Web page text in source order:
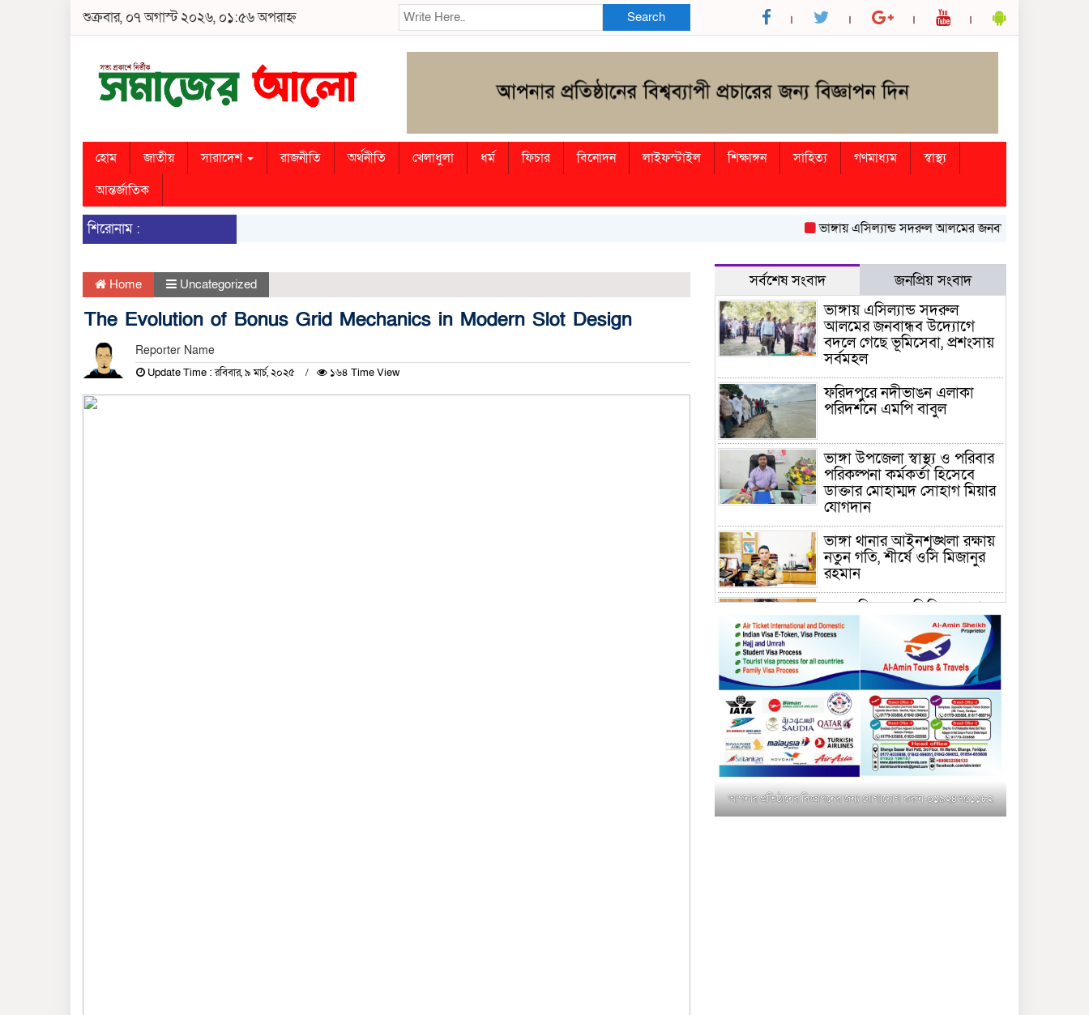
শুক্রবার, ০৭ অগাস্ট ২০২৬, ০১:৫৬ অপরাহ্ন Search
হোম জাতীয় সারাদেশ রাজনীতি অর্থনীতি খেলাধুলা ধর্ম ফিচার বিনোদন লাইফস্টাইল শিক্ষাঙ্গন সাহিত্য গণমাধ্যম
স্বাস্থ্য
আন্তর্জাতিক
শিরোনাম : ভাঙ্গায় এসিল্যান্ড সদরুল আলমের জনবান্ধব উদ্যোগে বদলে
Home Uncategorized
The Evolution of Bonus Grid Mechanics in Modern Slot Design
Reporter Name
Update Time : রবিবার, ৯ মার্চ, ২০২৫ ১৬৪ Time View
সর্বশেষ সংবাদ জনপ্রিয় সংবাদ
ভাঙ্গায় এসিল্যান্ড সদরুল
আলমের জনবান্ধব উদ্যোগে
বদলে গেছে ভূমিসেবা, প্রশংসায়
সর্বমহল
ফরিদপুরে নদীভাঙন এলাকা
পরিদর্শনে এমপি বাবুল
ভাঙ্গা উপজেলা স্বাস্থ্য ও পরিবার
পরিকল্পনা কর্মকর্তা হিসেবে
ডাক্তার মোহাম্মদ সোহাগ মিয়ার
যোগদান
ভাঙ্গা থানার আইনশৃঙ্খলা রক্ষায়
নতুন গতি, শীর্ষে ওসি মিজানুর
রহমান
ময়মনসিংহের অতিরিক্ত জেলা
প্রশাসক (রাজস্ব) আজিম উদ্দিন
ভূমি মন্ত্রণালয়ে পদায়ন
সাবেক এমপির প্রেস সেক্রেটারি
রফিকের ক্ষমতার দাপট ও গণ-
অসন্তোষের তথ্য গায়েব করে
ত্রিশাল থানার সাজানো রিপোর্ট
মুক্তাগাছায় জুলাই শহীদ
সামিদের কবর জিয়ারত ও পৌর
কমিটির কার্যক্রম শুরু
শহিদুল ইসলাম বাবুলের হাত
আপনার প্রতিষ্ঠানের বিজ্ঞাপনের জন্য যোগাযোগ করুন-০১৯২৪৭৫১১৮২